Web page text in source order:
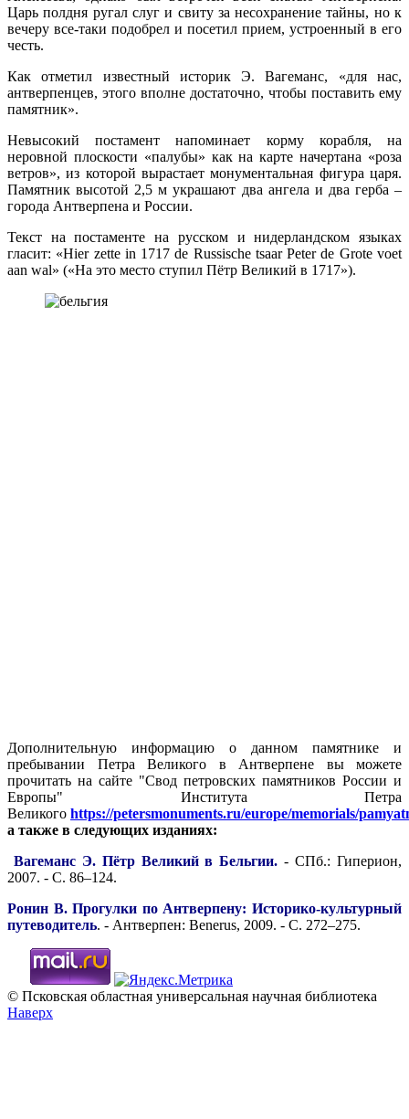
Царь полдня ругал слуг и свиту за несохранение тайны, но к
вечеру все-таки подобрел и посетил прием, устроенный в его
честь.
Как отметил известный историк Э. Вагеманс, «для нас,
антверпенцев, этого вполне достаточно, чтобы поставить ему
памятник».
Невысокий постамент напоминает корму корабля, на
неровной плоскости «палубы» как на карте начертана «роза
ветров», из которой вырастает монументальная фигура царя.
Памятник высотой 2,5 м украшают два ангела и два герба –
города Антверпена и России.
Текст на постаменте на русском и нидерландском языках
гласит: «Hier zette in 1717 de Russische tsaar Peter de Grote voet
aan wal» («На это место ступил Пётр Великий в 1717»).
Дополнительную информацию о данном памятнике и
пребывании Петра Великого в Антверпене вы можете
прочитать на сайте "Свод петровских памятников России и
Европы" Института Петра
Великого https://petersmonuments.ru/europe/memorials/
а также в следующих изданиях:
Вагеманс Э. Пётр Великий в Бельгии. - СПб.: Гиперион,
2007. - С. 86–124.
Ронин В. Прогулки по Антверпену: Историко-культурный
путеводитель. - Антверпен: Benerus, 2009. - С. 272–275.
© Псковская областная универсальная научная библиотека
Наверх